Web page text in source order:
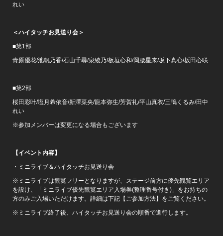
れい
＜ハイタッチお見送り会＞
■第1部
青原優花/池帆乃香/石山千尋/泉綾乃/板垣心和/岡腰星来/坂下真心/坂田心咲
■第2部
桜田彩叶/塩月希依音/新澤菜央/龍本弥生/芳賀礼/平山真衣/三鴨くるみ/田中
れい
※参加メンバーは変更になる場合もございます
【イベント内容】
・ミニライブ＆ハイタッチお見送り会
※ミニライブは観覧フリーとなりますが、ステージ前方に優先観覧エリア
を設け、「ミニライブ優先観覧エリア入場券(整理番号付き)」をお持ちの
方のみご入場いただけます。詳細は下記【ご参加方法】をご覧ください。
※ミニライブ終了後、ハイタッチお見送り会の順番で進行します。